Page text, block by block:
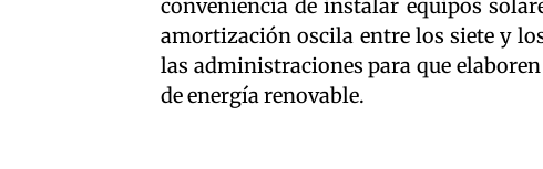
conveniencia de instalar equipos
amortización oscila entre los siete y
las administraciones para que
de energía renovable.